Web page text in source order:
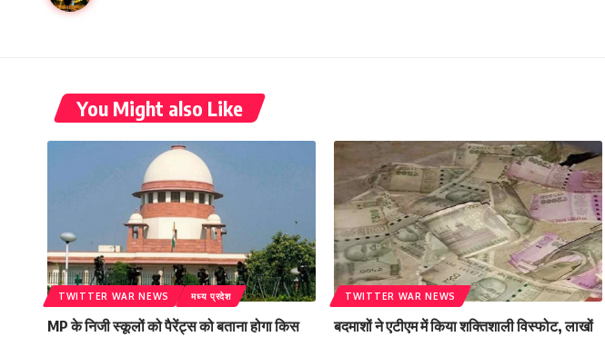
You Might also Like
TWITTER WAR NEWS मध्य प्रदेश
MP के निजी स्कूलों को पैरेंट्स को बताना होगा किस
TWITTER WAR NEWS
बदमाशों ने एटीएम में किया शक्तिशाली विस्फोट, लाखों